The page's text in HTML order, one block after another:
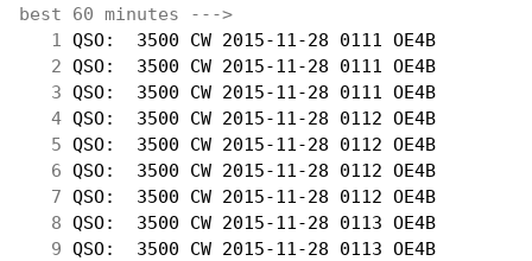
best 60 minutes --->
  1
QSO:  3500 CW 2015-11-28 0111 OE4B
  2
QSO:  3500 CW 2015-11-28 0111 OE4B
  3
QSO:  3500 CW 2015-11-28 0111 OE4B
  4
QSO:  3500 CW 2015-11-28 0112 OE4B
  5
QSO:  3500 CW 2015-11-28 0112 OE4B
  6
QSO:  3500 CW 2015-11-28 0112 OE4B
  7
QSO:  3500 CW 2015-11-28 0112 OE4B
  8
QSO:  3500 CW 2015-11-28 0113 OE4B
  9
QSO:  3500 CW 2015-11-28 0113 OE4B